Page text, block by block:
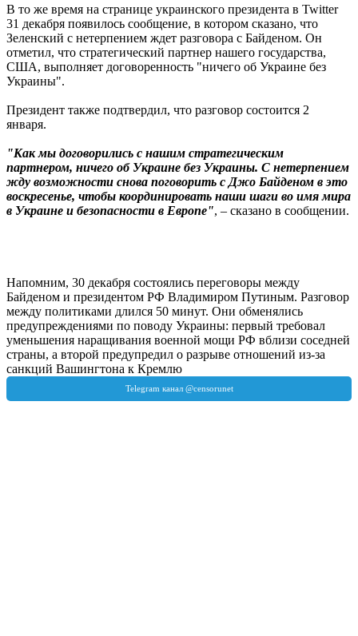
В то же время на странице украинского президента в Twitter
31 декабря появилось сообщение, в котором сказано, что
Зеленский с нетерпением ждет разговора с Байденом. Он
отметил, что стратегический партнер нашего государства,
США, выполняет договоренность "ничего об Украине без
Украины".
Президент также подтвердил, что разговор состоится 2
января.
"Как мы договорились с нашим стратегическим
партнером, ничего об Украине без Украины. С нетерпением
жду возможности снова поговорить с Джо Байденом в это
воскресенье, чтобы координировать наши шаги во имя мира
в Украине и безопасности в Европе", – сказано в сообщении.
Напомним, 30 декабря состоялись переговоры между
Байденом и президентом РФ Владимиром Путиным. Разговор
между политиками длился 50 минут. Они обменялись
предупреждениями по поводу Украины: первый требовал
уменьшения наращивания военной мощи РФ вблизи соседней
страны, а второй предупредил о разрыве отношений из-за
санкций Вашингтона к Кремлю